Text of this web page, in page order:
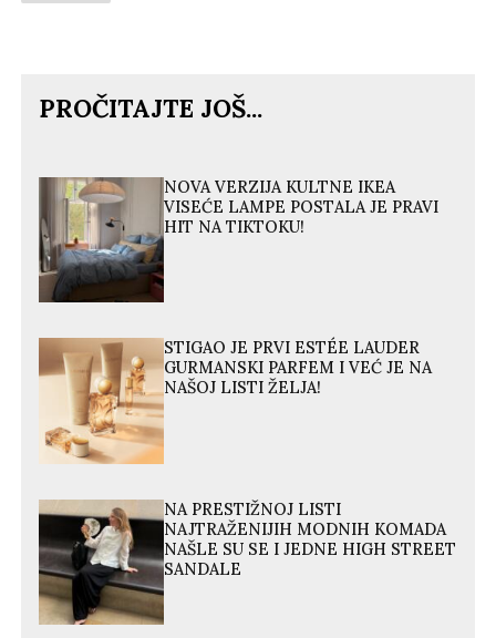
PROČITAJTE JOŠ...
NOVA VERZIJA KULTNE IKEA
VISEĆE LAMPE POSTALA JE PRAVI
HIT NA TIKTOKU!
STIGAO JE PRVI ESTÉE LAUDER
GURMANSKI PARFEM I VEĆ JE NA
NAŠOJ LISTI ŽELJA!
NA PRESTIŽNOJ LISTI
NAJTRAŽENIJIH MODNIH KOMADA
NAŠLE SU SE I JEDNE HIGH STREET
SANDALE